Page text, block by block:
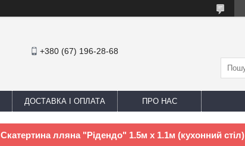
+380 (67) 196-28-68
ДОСТАВКА І ОПЛАТА ПРО НАС
Скатертина лляна "Рідендо" 1.5м х 1.1м (кухонний стіл)